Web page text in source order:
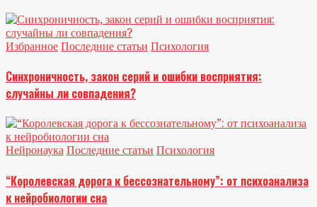
Избранное Последние статьи Психология
Синхроничность, закон серий и ошибки восприятия:
случайны ли совпадения?
Нейронаука Последние статьи Психология
“Королевская дорога к бессознательному”: от психоанализа
к нейробиологии сна